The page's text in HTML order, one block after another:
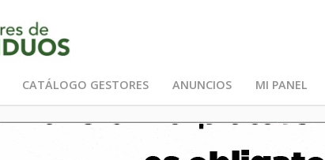
CATÁLOGO GESTORES ANUNCIOS MI PANEL